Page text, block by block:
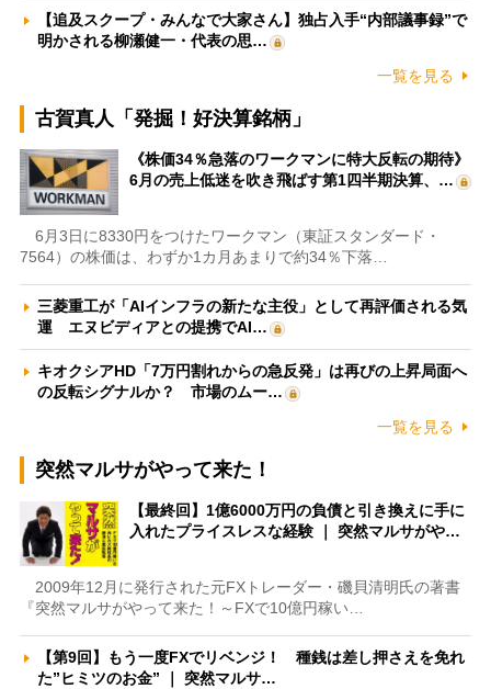
【追及スクープ・みんなで大家さん】独占入手“内部議事録”で
明かされる柳瀬健一・代表の思…
一覧を見る
古賀真人「発掘！好決算銘柄」
《株価34％急落のワークマンに特大反転の期待》
6月の売上低迷を吹き飛ばす第1四半期決算、…
6月3日に8330円をつけたワークマン（東証スタンダード・
7564）の株価は、わずか1カ月あまりで約34％下落…
三菱重工が「AIインフラの新たな主役」として再評価される気
運 エヌビディアとの提携でAI…
キオクシアHD「7万円割れからの急反発」は再びの上昇局面へ
の反転シグナルか？ 市場のムー…
一覧を見る
突然マルサがやって来た！
【最終回】1億6000万円の負債と引き換えに手に
入れたプライスレスな経験 ｜ 突然マルサがや…
2009年12月に発行された元FXトレーダー・磯貝清明氏の著書
『突然マルサがやって来た！～FXで10億円稼い…
【第9回】もう一度FXでリベンジ！ 種銭は差し押さえを免れ
た”ヒミツのお金” ｜ 突然マルサ…